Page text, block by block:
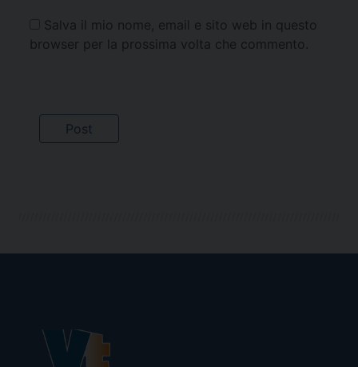
Salva il mio nome, email e sito web in questo
browser per la prossima volta che commento.